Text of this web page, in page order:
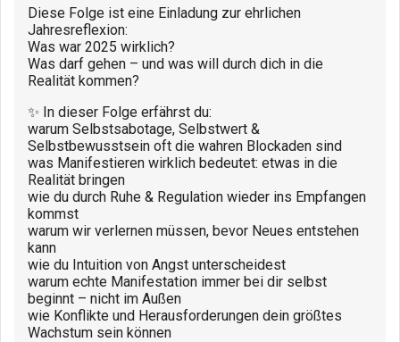
Diese Folge ist eine Einladung zur ehrlichen
Jahresreflexion:
Was war 2025 wirklich?
Was darf gehen – und was will durch dich in die
Realität kommen?
✨ In dieser Folge erfährst du:
warum Selbstsabotage, Selbstwert &
Selbstbewusstsein oft die wahren Blockaden sind
was Manifestieren wirklich bedeutet: etwas in die
Realität bringen
wie du durch Ruhe & Regulation wieder ins Empfangen
kommst
warum wir verlernen müssen, bevor Neues entstehen
kann
wie du Intuition von Angst unterscheidest
warum echte Manifestation immer bei dir selbst
beginnt – nicht im Außen
wie Konflikte und Herausforderungen dein größtes
Wachstum sein können